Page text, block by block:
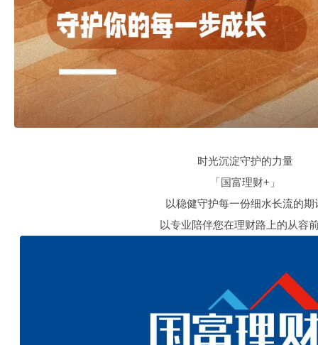
时光沉淀守护的力量
「国富理财+」
以稳健守护每一份细水长流的期
以专业陪伴您在理财路上的从容